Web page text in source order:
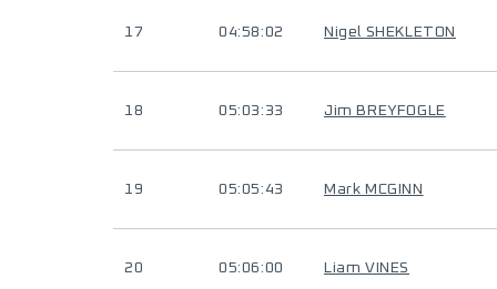
17 04:58:02 Nigel SHEKLETON
18 05:03:33 Jim BREYFOGLE
19 05:05:43 Mark MCGINN
20 05:06:00 Liam VINES